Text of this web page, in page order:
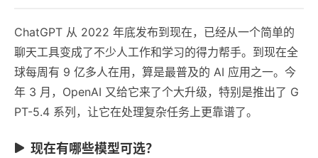
ChatGPT 从 2022 年底发布到现在，已经从一个简单的
聊天工具变成了不少人工作和学习的得力帮手。到现在全
球每周有 9 亿多人在用，算是最普及的 AI 应用之一。今
年 3 月，OpenAI 又给它来了个大升级，特别是推出了 G
PT-5.4 系列，让它在处理复杂任务上更靠谱了。
现在有哪些模型可选？